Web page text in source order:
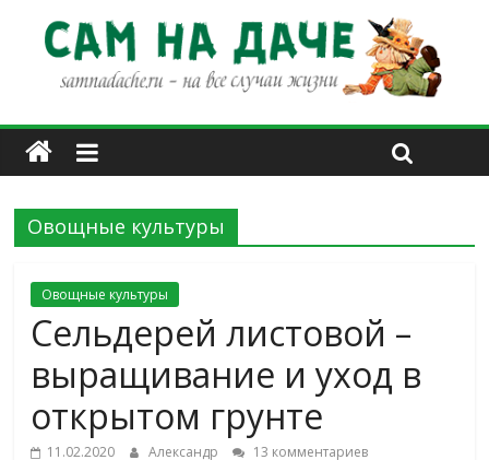
Овощные культуры
Овощные культуры
Сельдерей листовой –
выращивание и уход в
открытом грунте
11.02.2020 Александр 13 комментариев